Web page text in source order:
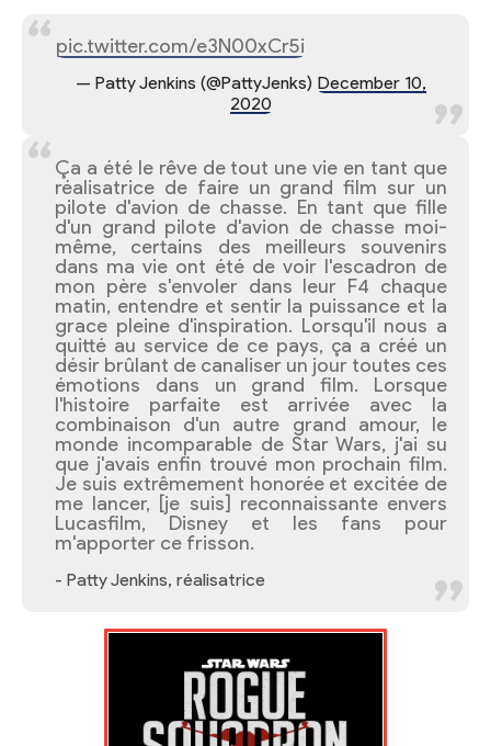
pic.twitter.com/e3N00xCr5i
— Patty Jenkins (@PattyJenks) December 10,
2020
Ça a été le rêve de tout une vie en tant que
réalisatrice de faire un grand film sur un
pilote d'avion de chasse. En tant que fille
d'un grand pilote d'avion de chasse moi-
même, certains des meilleurs souvenirs
dans ma vie ont été de voir l'escadron de
mon père s'envoler dans leur F4 chaque
matin, entendre et sentir la puissance et la
grace pleine d'inspiration. Lorsqu'il nous a
quitté au service de ce pays, ça a créé un
désir brûlant de canaliser un jour toutes ces
émotions dans un grand film. Lorsque
l'histoire parfaite est arrivée avec la
combinaison d'un autre grand amour, le
monde incomparable de Star Wars, j'ai su
que j'avais enfin trouvé mon prochain film.
Je suis extrêmement honorée et excitée de
me lancer, [je suis] reconnaissante envers
Lucasfilm, Disney et les fans pour
m'apporter ce frisson.
- Patty Jenkins, réalisatrice